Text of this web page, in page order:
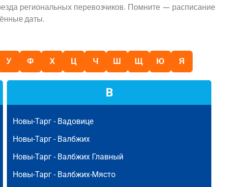
региональных перевозчиков. Помните — расписание
даты.
У Ф Х Ц Ч Ш Щ Ю Я
В
Новы-Тарг - Вадовице
Новы-Тарг - Валбжих
Новы-Тарг - Валбжих Главный
Новы-Тарг - Валбжих-Място